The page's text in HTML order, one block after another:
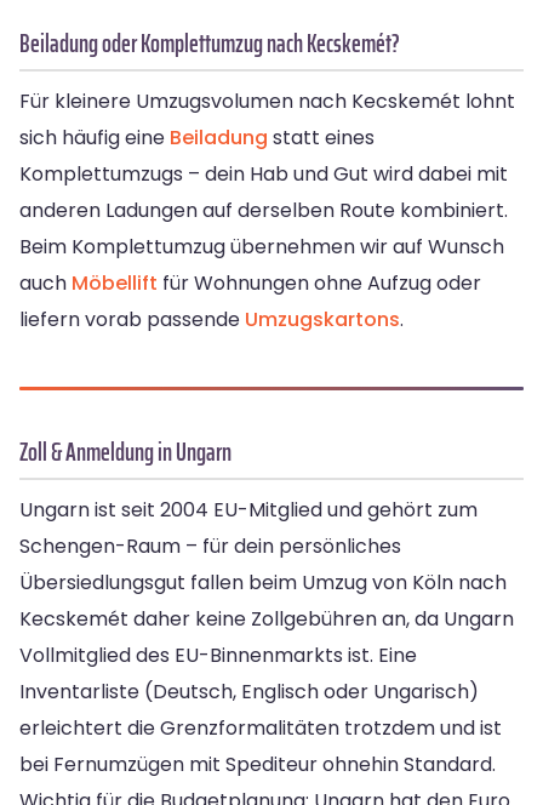
Beiladung oder Komplettumzug nach Kecskemét?
Für kleinere Umzugsvolumen nach Kecskemét lohnt
sich häufig eine Beiladung statt eines
Komplettumzugs – dein Hab und Gut wird dabei mit
anderen Ladungen auf derselben Route kombiniert.
Beim Komplettumzug übernehmen wir auf Wunsch
auch Möbellift für Wohnungen ohne Aufzug oder
liefern vorab passende Umzugskartons.
Zoll & Anmeldung in Ungarn
Ungarn ist seit 2004 EU-Mitglied und gehört zum
Schengen-Raum – für dein persönliches
Übersiedlungsgut fallen beim Umzug von Köln nach
Kecskemét daher keine Zollgebühren an, da Ungarn
Vollmitglied des EU-Binnenmarkts ist. Eine
Inventarliste (Deutsch, Englisch oder Ungarisch)
erleichtert die Grenzformalitäten trotzdem und ist
bei Fernumzügen mit Spediteur ohnehin Standard.